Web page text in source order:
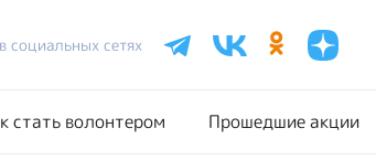
социальных сетях
стать волонтером Прошедшие акции
Как стать волонтером